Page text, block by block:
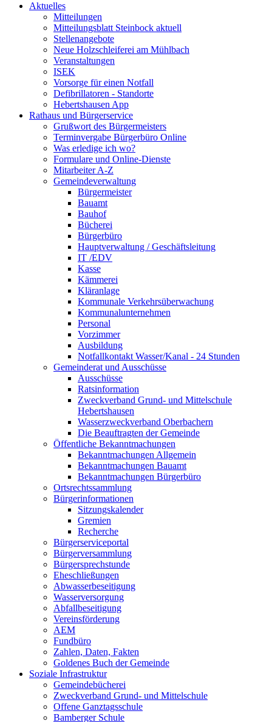
Aktuelles
Mitteilungen
Mitteilungsblatt Steinbock aktuell
Stellenangebote
Neue Holzschleiferei am Mühlbach
Veranstaltungen
ISEK
Vorsorge für einen Notfall
Defibrillatoren - Standorte
Hebertshausen App
Rathaus und Bürgerservice
Grußwort des Bürgermeisters
Terminvergabe Bürgerbüro Online
Was erledige ich wo?
Formulare und Online-Dienste
Mitarbeiter A-Z
Gemeindeverwaltung
Bürgermeister
Bauamt
Bauhof
Bücherei
Bürgerbüro
Hauptverwaltung / Geschäftsleitung
IT /EDV
Kasse
Kämmerei
Kläranlage
Kommunale Verkehrsüberwachung
Kommunalunternehmen
Personal
Vorzimmer
Ausbildung
Notfallkontakt Wasser/Kanal - 24 Stunden
Gemeinderat und Ausschüsse
Ausschüsse
Ratsinformation
Zweckverband Grund- und Mittelschule
Hebertshausen
Wasserzweckverband Oberbachern
Die Beauftragten der Gemeinde
Öffentliche Bekanntmachungen
Bekanntmachungen Allgemein
Bekanntmachungen Bauamt
Bekanntmachungen Bürgerbüro
Ortsrechtssammlung
Bürgerinformationen
Sitzungskalender
Gremien
Recherche
Bürgerserviceportal
Bürgerversammlung
Bürgersprechstunde
Eheschließungen
Abwasserbeseitigung
Wasserversorgung
Abfallbeseitigung
Vereinsförderung
AEM
Fundbüro
Zahlen, Daten, Fakten
Goldenes Buch der Gemeinde
Soziale Infrastruktur
Gemeindebücherei
Zweckverband Grund- und Mittelschule
Offene Ganztagsschule
Bamberger Schule